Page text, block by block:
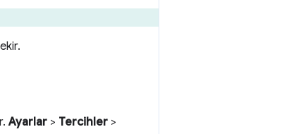
Ayarlar > Tercihler >